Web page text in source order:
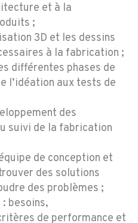
et à la
;
3D et les dessins
à la fabrication ;
différentes phases de
l’idéation aux tests de
des
suivi de la fabrication
de conception et
des solutions
des problèmes ;
besoins,
de performance et